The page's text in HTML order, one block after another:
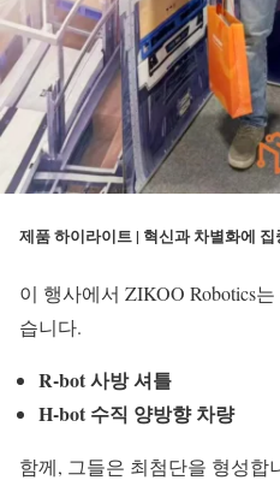
제품 하이라이트 | 혁신과 차별화에 집
이 행사에서 ZIKOO Robotics
습니다.
R-bot 사방 셔틀
H-bot 수직 양방향 차량
함께, 그들은 최첨단을 형성합